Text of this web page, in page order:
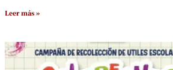
Leer más »